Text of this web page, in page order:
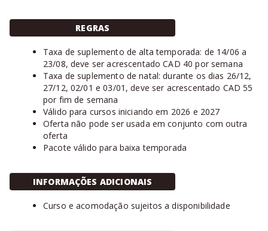
REGRAS
Taxa de suplemento de alta temporada: de 14/06 a
23/08, deve ser acrescentado CAD 40 por semana
Taxa de suplemento de natal: durante os dias 26/12,
27/12, 02/01 e 03/01, deve ser acrescentado CAD 55
por fim de semana
Válido para cursos iniciando em 2026 e 2027
Oferta não pode ser usada em conjunto com outra
oferta
Pacote válido para baixa temporada
INFORMAÇÕES ADICIONAIS
Curso e acomodação sujeitos a disponibilidade